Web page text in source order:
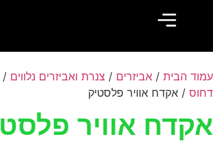
עמוד הבית / אביזרים / צנרת ואביזרים נלווים /
דחוס / אקדח‭ ‬אוויר‭ ‬פלסטיק
אקדח‭ ‬אוויר‭ ‬פלסטיק